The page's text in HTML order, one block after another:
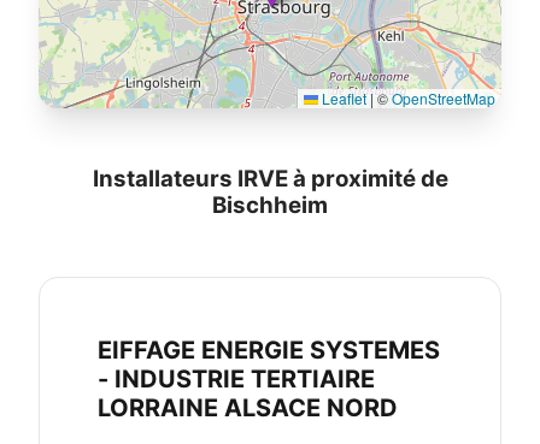
Leaflet|©OpenStreetMap
Installateurs IRVE à proximité de
Bischheim
EIFFAGE ENERGIE SYSTEMES
- INDUSTRIE TERTIAIRE
LORRAINE ALSACE NORD